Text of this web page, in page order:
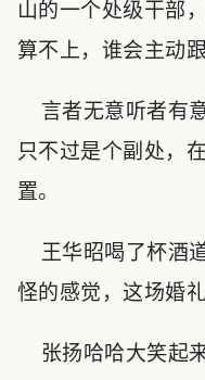
山的一个处级干部
算不上，谁会主动
言者无意听者有
只不过是个副处，
置。
王华昭喝了杯酒
怪的感觉，这场婚
张扬哈哈大笑起